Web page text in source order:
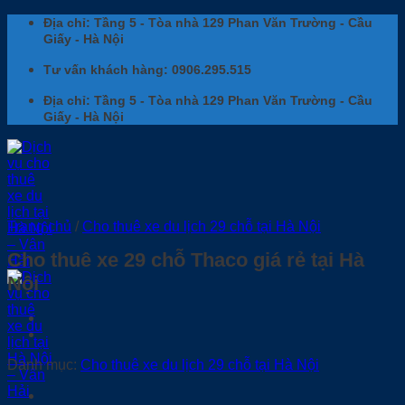
dung
Địa chỉ: Tầng 5 - Tòa nhà 129 Phan Văn Trường - Cầu
Giấy - Hà Nội
Tư vấn khách hàng: 0906.295.515
Địa chỉ: Tầng 5 - Tòa nhà 129 Phan Văn Trường - Cầu
Giấy - Hà Nội
Trang chủ / Cho thuê xe du lịch 29 chỗ tại Hà Nội
Cho thuê xe 29 chỗ Thaco giá rẻ tại Hà
Nội
Danh mục: Cho thuê xe du lịch 29 chỗ tại Hà Nội